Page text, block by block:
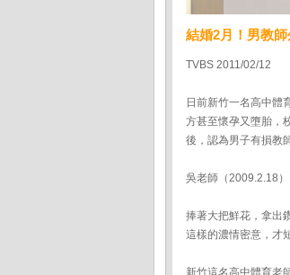
結婚2月！男教
TVBS 2011/02/12
日前新竹一名高中體
方甚至懷孕又墮胎，
後，認為男子有損教
吳老師（2009.2.18
捧著大把鮮花，拿出
這樣的濃情密意，才
新竹這名高中體育老